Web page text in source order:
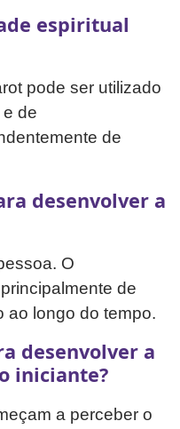
espiritual
pode ser utilizado
de
de
desenvolver a
O
de
ao longo do tempo.
desenvolver a
iniciante?
a perceber o